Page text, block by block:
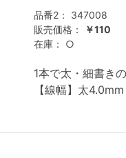
品番2：
347008
販売価格：
￥110
在庫：
○
1本で太・細書き
【線幅】太